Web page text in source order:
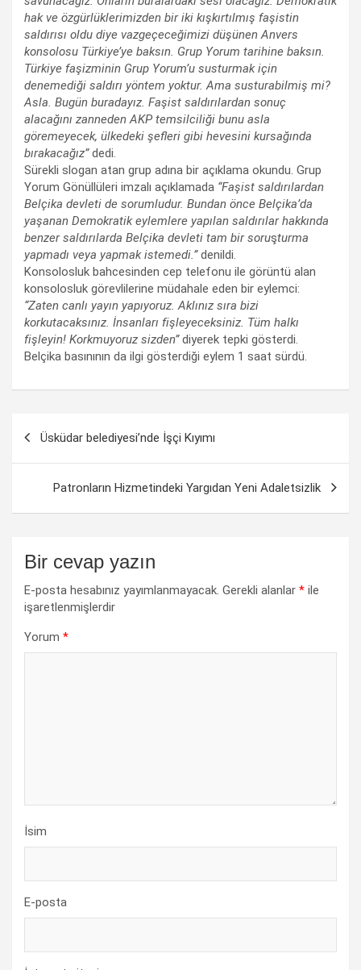
hak ve özgürlüklerimizden bir iki kışkırtılmış faşistin
saldırısı oldu diye vazgeçeceğimizi düşünen Anvers
konsolosu Türkiye’ye baksın. Grup Yorum tarihine baksın.
Türkiye faşizminin Grup Yorum’u susturmak için
denemediği saldırı yöntem yoktur. Ama susturabilmiş mi?
Asla. Bugün buradayız. Faşist saldırılardan sonuç
alacağını zanneden AKP temsilciliği bunu asla
göremeyecek, ülkedeki şefleri gibi hevesini kursağında
bırakacağız”dedi.
Sürekli slogan atan grup adına bir açıklama okundu. Grup
Yorum Gönüllüleri imzalı açıklamada “Faşist saldırılardan
Belçika devleti de sorumludur. Bundan önce Belçika’da
yaşanan Demokratik eylemlere yapılan saldırılar hakkında
benzer saldırılarda Belçika devleti tam bir soruşturma
yapmadı veya yapmak istemedi.”denildi.
Konsolosluk bahcesinden cep telefonu ile görüntü alan
konsolosluk görevlilerine müdahale eden bir eylemci:
“Zaten canlı yayın yapıyoruz. Aklınız sıra bizi
korkutacaksınız. İnsanları fişleyeceksiniz. Tüm halkı
fişleyin! Korkmuyoruz sizden”diyerek tepki gösterdi.
Belçika basınının da ilgi gösterdiği eylem 1 saat sürdü.
Yazı
Üsküdar belediyesi’nde İşçi Kıyımı
Patronların Hizmetindeki Yargıdan Yeni Adaletsizlik
Bir cevap yazın
E-posta hesabınız yayımlanmayacak. Gerekli alanlar * ile
işaretlenmişlerdir
Yorum *
İsim
E-posta